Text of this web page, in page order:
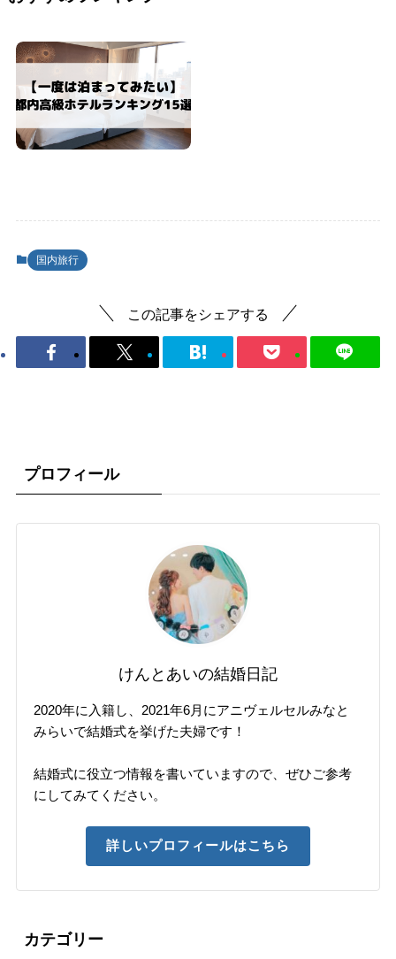
国内旅行
この記事をシェアする
プロフィール
けんとあいの結婚日記
2020年に入籍し、2021年6月にアニヴェルセルみなと
みらいで結婚式を挙げた夫婦です！
結婚式に役立つ情報を書いていますので、ぜひご参考
にしてみてください。
詳しいプロフィールはこちら
カテゴリー